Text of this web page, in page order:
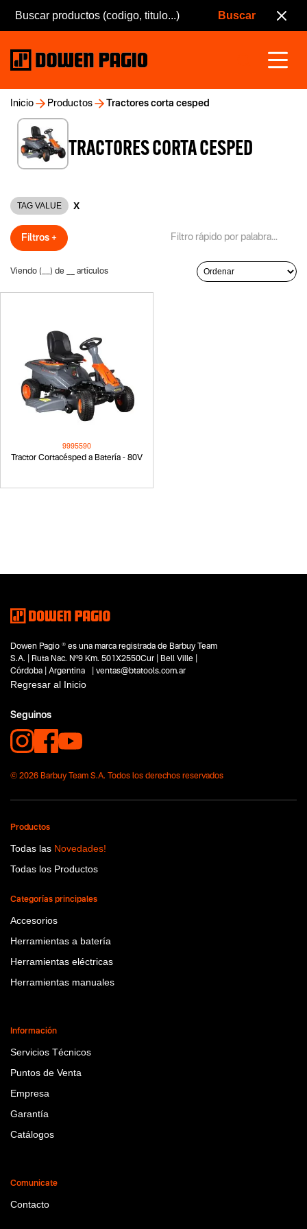
Inicio Productos Tractores corta cesped
TRACTORES CORTA CESPED
TAG VALUE X
Filtros +
Viendo ( ) de artículos
Tractor Cortacésped a Batería - 80V
9995590
Dowen Pagio ® es una marca registrada de Barbuy Team
S.A. | Ruta Nac. Nº9 Km. 501X2550Cur | Bell Ville |
Córdoba | Argentina | ventas@btatools.com.ar
Regresar al Inicio
Seguinos
© 2026 Barbuy Team S.A. Todos los derechos reservados
Productos
Todas las Novedades!
Todas los Productos
Categorías principales
Accesorios
Herramientas a batería
Herramientas eléctricas
Herramientas manuales
Información
Servicios Técnicos
Puntos de Venta
Empresa
Garantía
Catálogos
Comunicate
Contacto